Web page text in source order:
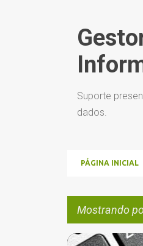
Suporte
dados.
PÁGINA INICIAL
Mostrando